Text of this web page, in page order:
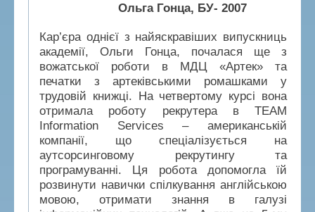
Ольга Гонца, БУ- 2007
Кар’єра однієї з найяскравіших випускниць
академії, Ольги Гонца, почалася ще з
вожатської роботи в МДЦ «Артек» та
печатки з артеківськими ромашками у
трудовій книжці. На четвертому курсі вона
отримала роботу рекрутера в TEAM
Information Services – американській
компанії, що спеціалізується на
аутсорсинговому рекрутингу та
програмуванні. Ця робота допомогла їй
розвинути навички спілкування англійською
мовою, отримати знання в галузі